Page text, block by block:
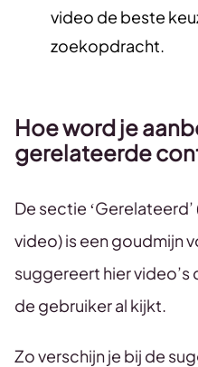
video de beste
zoekopdracht.
Hoe word je
gerelateerde
De sectie
video) is een goudmijn
suggereert hier video’s
de gebruiker al kijkt.
Zo verschijn je bij de